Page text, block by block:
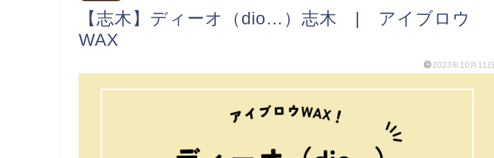
【志木】ディーオ（dio…）志木 | アイブロウ
WAX
2023年10月11日